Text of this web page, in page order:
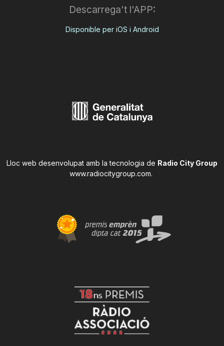
Descarrega't l'APP:
Disponible per iOS i Android
Lloc web desenvolupat amb la tecnologia de Radio City Group
www.radiocitygroup.com.